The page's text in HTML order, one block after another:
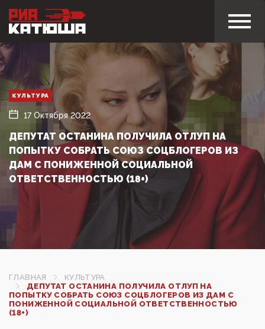
КУЛЬТУРА
17 Октября 2022
ДЕПУТАТ ОСТАНИНА ПОЛУЧИЛА ОТЛУП НА
ПОПЫТКУ СОБРАТЬ СОЮЗ СОЦБЛОГЕРОВ ИЗ
ДАМ С ПОНИЖЕННОЙ СОЦИАЛЬНОЙ
ОТВЕТСТВЕННОСТЬЮ (18+)
ГЛАВНАЯ
КУЛЬТУРА
ДЕПУТАТ ОСТАНИНА ПОЛУЧИЛА ОТЛУП НА
ПОПЫТКУ СОБРАТЬ СОЮЗ СОЦБЛОГЕРОВ ИЗ ДАМ С
ПОНИЖЕННОЙ СОЦИАЛЬНОЙ ОТВЕТСТВЕННОСТЬЮ
(18+)